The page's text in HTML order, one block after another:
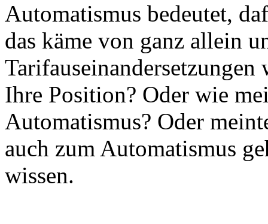
Automatismus bedeutet,
das käme von ganz allein
Ihre Position? Oder wie
Automatismus? Oder
auch zum Automatismus
wissen.